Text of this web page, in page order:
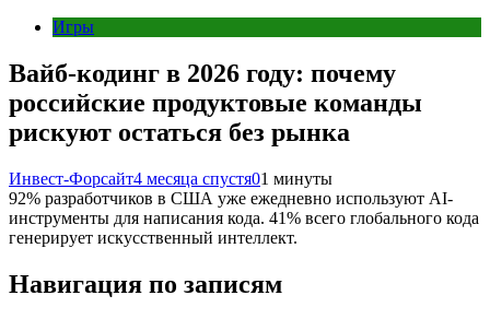
Игры
Вайб-кодинг в 2026 году: почему
российские продуктовые команды
рискуют остаться без рынка
Инвест-Форсайт4 месяца спустя01 минуты
92% разработчиков в США уже ежедневно используют AI-
инструменты для написания кода. 41% всего глобального кода
генерирует искусственный интеллект.
Навигация по записям